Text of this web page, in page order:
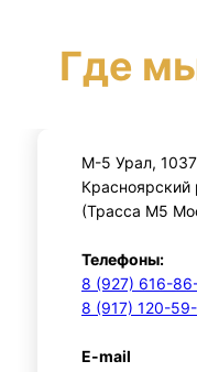
Где
М-5 Урал,
Красноярский
(Трасса М5
Телефоны:
8 (927) 616-
8 (917) 120-
E-mail